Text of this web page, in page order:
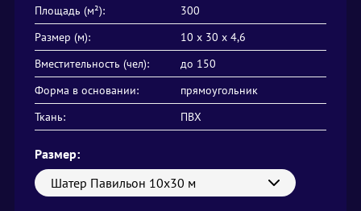
Площадь (м²):
300
Размер (м):
10 х 30 х 4,6
Вместительность (чел):
до 150
Форма в основании:
прямоугольник
Ткань:
ПВХ
Размер:
Шатер Павильон 10х30 м